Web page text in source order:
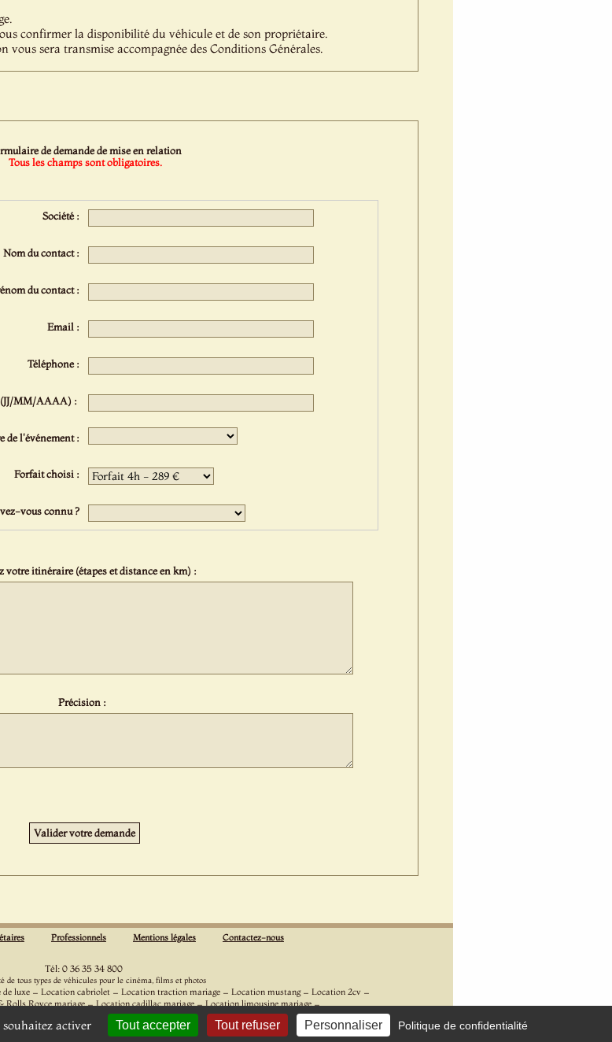
confirmer la disponibilité du véhicule et de son propriétaire.
sera transmise accompagnée des Conditions Générales.
de demande de mise en relation
Tous les champs sont obligatoires.
Société :
Nom du contact :
du contact :
Email :
Téléphone :
MM/AAAA) :
de l'événement :
Forfait choisi :
vous connu ?
votre itinéraire (étapes et distance en km) :
Précision :
Professionnels Mentions légales Contactez-nous
Tél: 0 36 35 34 800
de tous types de véhicules pour le cinéma, films et photos
luxe - Location cabriolet - Location traction mariage - Location mustang - Location 2cv -
Rolls Royce mariage - Location cadillac mariage - Location limousine mariage -
Location Citroen DS - Location Jaguar & Daimler
- Location Rétro Mariage - Tous droits réservés
souhaitez activer Tout accepter Tout refuser Personnaliser Politique de confidentialité